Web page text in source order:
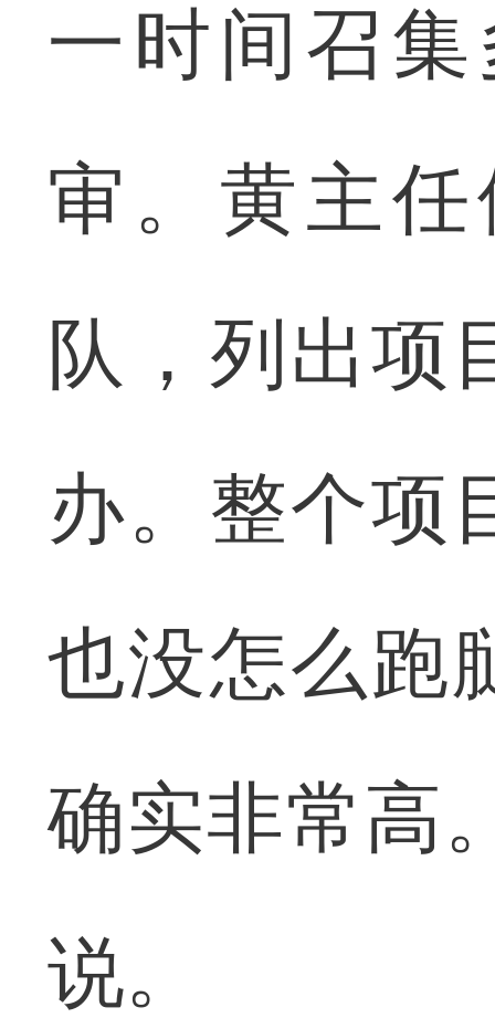
一时间召
审。黄主
队，列出项
办。整个项
也没怎么跑
确实非常高
说。